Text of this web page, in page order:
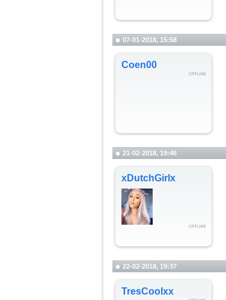
07-01-2018, 15:58
Coen00
21-02-2018, 19:46
xDutchGirlx
22-02-2018, 19:37
TresCoolxx